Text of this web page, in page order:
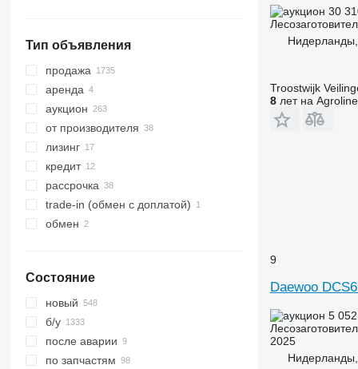
Тип объявления
продажа
аренда
аукцион
от производителя
лизинг
кредит
рассрочка
trade-in (обмен с доплатой)
обмен
Состояние
новый
б/у
после аварии
по запчастям
30
Troostwijk
8лет на Agroline
9
Daewoo
5
2025